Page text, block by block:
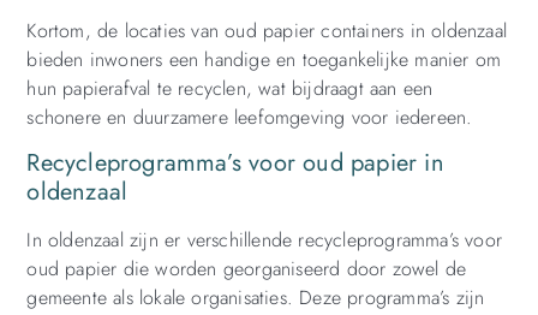
Kortom, de locaties van oud papier containers in oldenzaal
bieden inwoners een handige en toegankelijke manier om
hun papierafval te recyclen, wat bijdraagt aan een
schonere en duurzamere leefomgeving voor iedereen.
Recycleprogramma’s voor oud papier in
oldenzaal
In oldenzaal zijn er verschillende recycleprogramma’s voor
oud papier die worden georganiseerd door zowel de
gemeente als lokale organisaties. Deze programma’s zijn